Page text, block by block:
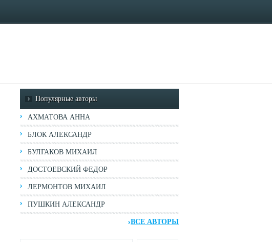
Популярные авторы
АХМАТОВА АННА
БЛОК АЛЕКСАНДР
БУЛГАКОВ МИХАИЛ
ДОСТОЕВСКИЙ ФЕДОР
ЛЕРМОНТОВ МИХАИЛ
ПУШКИН АЛЕКСАНДР
ВСЕ АВТОРЫ